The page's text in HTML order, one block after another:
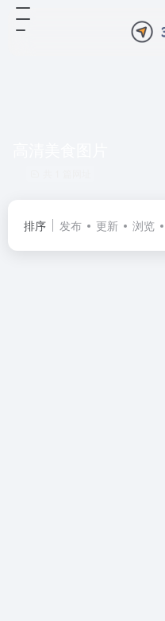
排序 发布 更新 浏览